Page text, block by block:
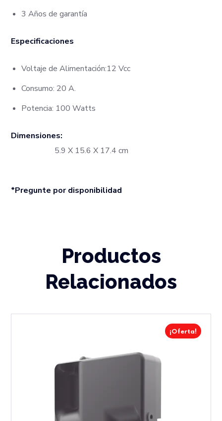
3 Años de garantía
Especificaciones
Voltaje de Alimentación:12 Vcc
Consumo: 20 A.
Potencia: 100 Watts
Dimensiones:
5.9 X 15.6 X 17.4 cm
*Pregunte por disponibilidad
Productos
Relacionados
¡Oferta!